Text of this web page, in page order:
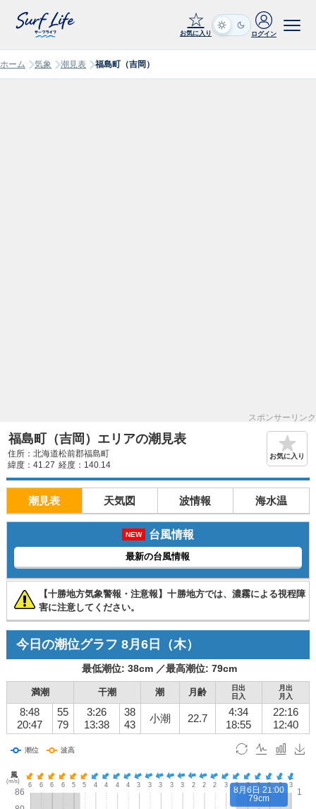
☆
お気に入り ログイン
ホーム 気象 潮見表 福島町（吉岡）
スポンサーリンク
福島町（吉岡）エリアの潮見表
住所：北海道松前郡福島町
緯度：41.27 経度：140.14
お気に入り
潮見表 天気図 波情報 海水温
NEW 台風情報
最新の台風情報
【十勝地方気象警報・注意報】十勝地方では、濃霧による視程障
害に注意してください。
今日の潮位グラフ 8月6日 （木）
最低潮位: 38cm ／最高潮位: 79cm
満潮 干潮 潮 月齢
日出
日入
月出
月入
8:48
20:47
55
79
3:26
13:38
38
43
小潮 22.7
4:34
18:55
22:16
12:40